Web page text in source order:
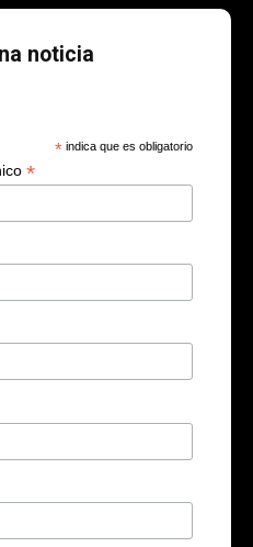
noticia
* indica que es obligatorio
*